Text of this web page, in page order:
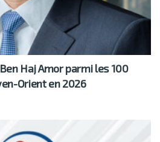
Haj Amor parmi les 100
Orient en 2026